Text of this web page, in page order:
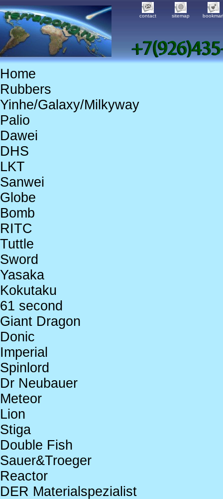
contact sitemap
Home
Rubbers
Yinhe/Galaxy/Milkyway
Palio
Dawei
DHS
LKT
Sanwei
Globe
Bomb
RITC
Tuttle
Sword
Yasaka
Kokutaku
61 second
Giant Dragon
Donic
Imperial
Spinlord
Dr Neubauer
Meteor
Lion
Stiga
Double Fish
Sauer&Troeger
Reactor
DER Materialspezialist